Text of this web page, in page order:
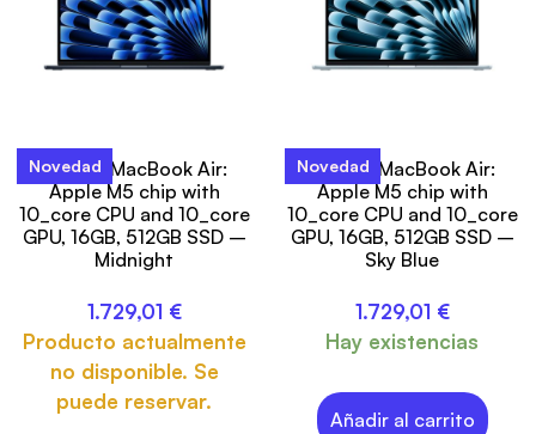
Novedad
15-inch MacBook Air:
Apple M5 chip with
10_core CPU and 10_core
GPU, 16GB, 512GB SSD –
Midnight
1.729,01 €
Producto actualmente
no disponible. Se
puede reservar.
Novedad
15-inch MacBook Air:
Apple M5 chip with
10_core CPU and 10_core
GPU, 16GB, 512GB SSD –
Sky Blue
1.729,01 €
Hay existencias
Añadir al carrito